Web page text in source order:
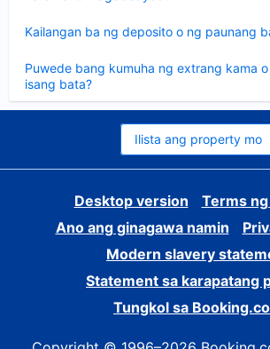
Kailangan ba ng deposito o ng paunang
ang
Puwede bang kumuha ng extrang kama
isang bata?
ang
sagot
Ilista ang property mo
Desktop version
Terms
Ano ang ginagawa namin
Modern slavery
Statement sa karapatang
Tungkol sa